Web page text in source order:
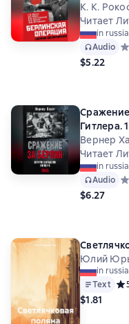
К. К.
Читает
in
Audio
$5.22
Гитлера.
Вернер
Читает
in
Audio
$6.27
Юлий
in
Text
$1.81